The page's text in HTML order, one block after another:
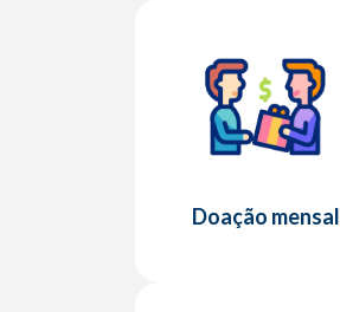
Doação mensal